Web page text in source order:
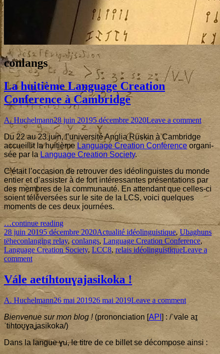
Tag:
conlangs
La huitième Language Creation
Conference à Cambridge
Author
A. HuchelmannPublished
on
28 juin 20195 décembre 2020Leave a commenton
La
à
Du 22au23juin, l’u­ni­ver­si­té Anglia Rus­kin à Cam­bridge
accueillit la hui­tième Lan­guage Crea­tion Confe­rence orga­ni­
sée par la Lan­guage Crea­tion Socie­ty.
C’é­tait l’oc­ca­sion de retrou­ver des idéo­lin­guistes du monde
entier et d’as­sis­ter à de fort inté­res­santes pré­sen­ta­tions par
des membres de la com­mu­nau­té. En atten­dant que celles-ci
soient télé­ver­sées sur le site de la LCS, voi­ci quelques
moments de ces deux journées.
…conti­nue rea­ding« La
hui­
tième
Lan­
guage
Crea­
tion
Confe­
rence
à
Cambridge »
Published
on
28 juin 20195 décembre 2020Categories
Actualité idéolinguistique,Ubaghuns
tëheTags
conlanging relay,conlangs, Language Creation Conference,
Language Creation Society, LCC8, relais idéolinguistiqueLeave a
commenton
huitième
Language
Creation
Conference
Cambridge
Vále aetíhtouɣajasikoka !
Author
A. HuchelmannPublished
26 mai 201926 mai 2019Leave a commenton
Bien­ve­nue sur mon blog !(pro­non­cia­tion [API ] : /ˈvale aɪ̯
ˈtihtoʊ̯ɣaʝasikoka/)
Dans la langue ɣu, le titre de ce billet se décom­pose ainsi :